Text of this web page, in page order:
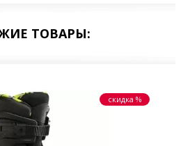
ТОВАРЫ:
скидка %